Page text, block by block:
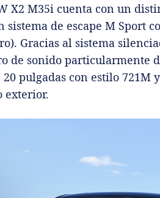
X2 M35i cuenta con un
de escape M Sport
Gracias al sistema
de sonido particularmente
pulgadas con estilo
exterior.